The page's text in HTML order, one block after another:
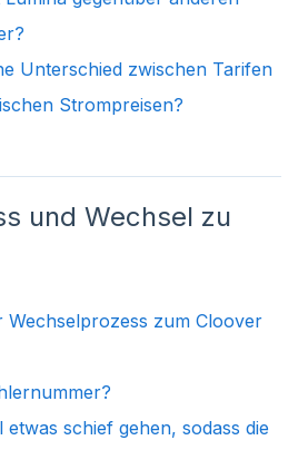
Unterschied zwischen Tarifen
Strompreisen?
und Wechsel zu
Wechselprozess zum Cloover
etwas schief gehen, sodass die